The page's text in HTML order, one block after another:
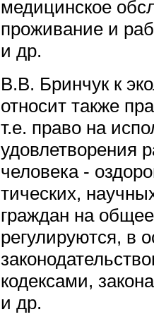
медицинское
проживание и
и др.
В.В. Бринчук к
относит также
т.е. право на
удовлетворения
человека -
тических,
граждан на
регулируются, в
кодексами,
и др.